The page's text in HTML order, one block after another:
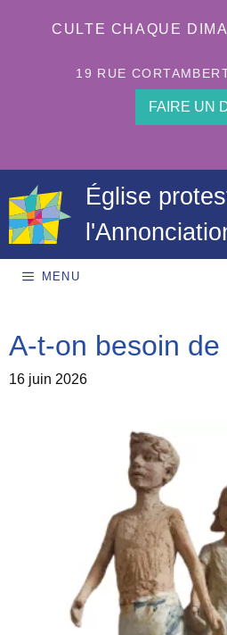
CULTE CHAQUE
19 RUE
FAIRE UN
Église
MENU
A-t-on besoin
16 juin 2026